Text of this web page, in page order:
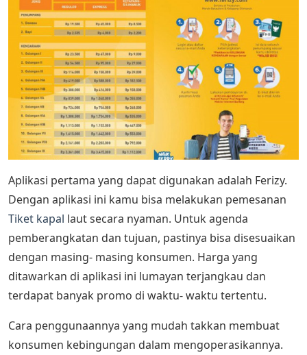
Aplikasi pertama yang dapat digunakan adalah Ferizy.
Dengan aplikasi ini kamu bisa melakukan pemesanan
Tiket kapal laut secara nyaman. Untuk agenda
pemberangkatan dan tujuan, pastinya bisa disesuaikan
dengan masing- masing konsumen. Harga yang
ditawarkan di aplikasi ini lumayan terjangkau dan
terdapat banyak promo di waktu- waktu tertentu.
Cara penggunaannya yang mudah takkan membuat
konsumen kebingungan dalam mengoperasikannya.